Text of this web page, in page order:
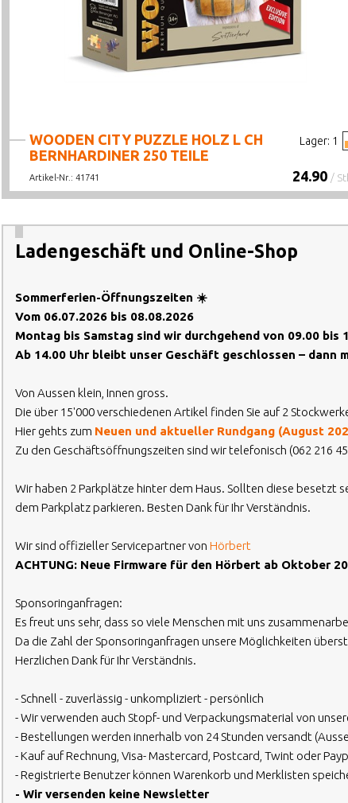
Lager: 1
WOODEN CITY PUZZLE HOLZ L CH
BERNHARDINER 250 TEILE
24.90 /
Artikel-Nr.: 41741
Ladengeschäft und Online-Shop
Sommerferien-Öffnungszeiten ☀️
Vom 06.07.2026 bis 08.08.2026
Montag bis Samstag sind wir durchgehend von 09.00 bis
Ab 14.00 Uhr bleibt unser Geschäft geschlossen – dann
Von Aussen klein, Innen gross.
Die über 15'000 verschiedenen Artikel finden Sie auf 2
Hier gehts zum Neuen und aktueller Rundgang (August
Zu den Geschäftsöffnungszeiten sind wir telefonisch (062 216
Wir haben 2 Parkplätze hinter dem Haus. Sollten diese besetzt
dem Parkplatz parkieren. Besten Dank für Ihr Verständnis.
Wir sind offizieller Servicepartner von Hörbert
ACHTUNG: Neue Firmware für den Hörbert ab Oktober
Sponsoringanfragen:
Es freut uns sehr, dass so viele Menschen mit uns
Da die Zahl der Sponsoringanfragen unsere Möglichkeiten
Herzlichen Dank für Ihr Verständnis.
- Schnell - zuverlässig - unkompliziert - persönlich
- Wir verwenden auch Stopf- und Verpackungsmaterial von
- Bestellungen werden innerhalb von 24 Stunden versandt
- Kauf auf Rechnung, Visa- Mastercard, Postcard, Twint oder
- Registrierte Benutzer können Warenkorb und Merklisten
- Wir versenden keine Newsletter